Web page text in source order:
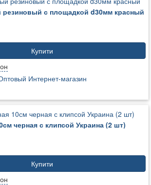
с площадкой d30мм красный
Купити
Интернет-магазин
черная с клипсой Украина (2 шт)
Купити